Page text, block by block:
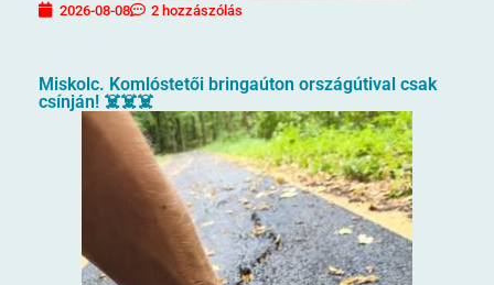
2026-08-08 2 hozzászólás
Miskolc. Komlóstetői bringaúton országútival csak
csínján! ☠️☠️☠️